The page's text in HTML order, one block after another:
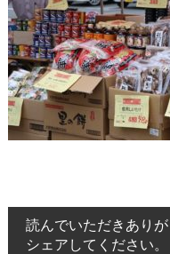
読んでいただきあり
シェアしてください。